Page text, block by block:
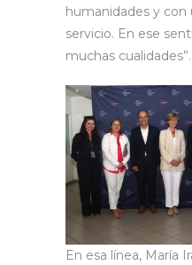
humanidades y con
servicio. En ese
muchas cualidades”.
En esa línea, María